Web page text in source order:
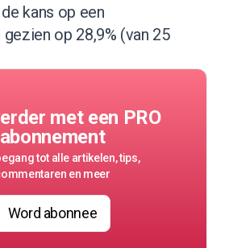
kans op een
op 28,9% (van 25
met een PRO
abonnement
tot alle artikelen, tips,
en meer
Word abonnee